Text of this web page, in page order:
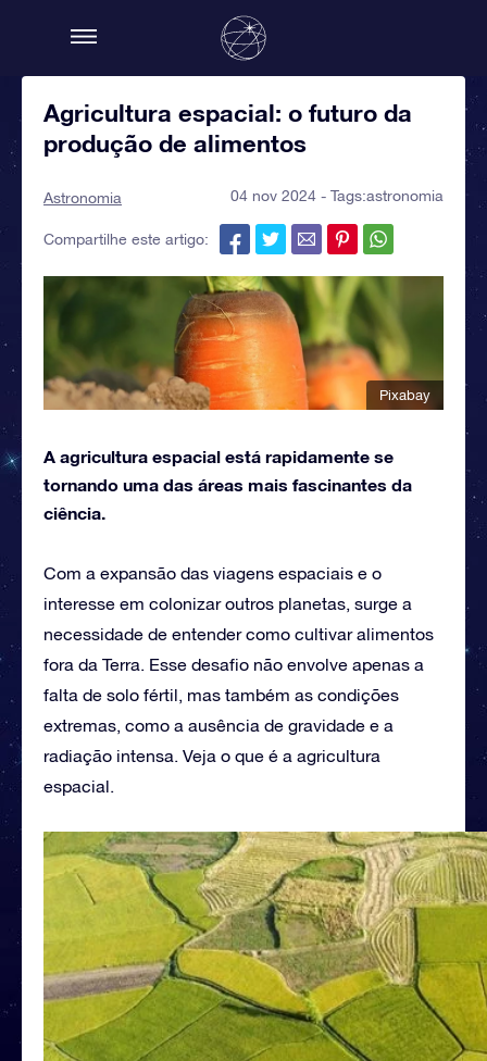
Agricultura espacial: o futuro da
produção de alimentos
Astronomia 04 nov 2024 - Tags:astronomia
Compartilhe este artigo:
Pixabay
A agricultura espacial está rapidamente se
tornando uma das áreas mais fascinantes da
ciência.
Com a expansão das viagens espaciais e o
interesse em colonizar outros planetas, surge a
necessidade de entender como cultivar alimentos
fora da Terra. Esse desafio não envolve apenas a
falta de solo fértil, mas também as condições
extremas, como a ausência de gravidade e a
radiação intensa. Veja o que é a agricultura
espacial.